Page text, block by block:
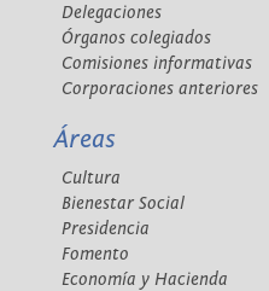
Delegaciones
Órganos colegiados
Comisiones informativas
Corporaciones anteriores
Áreas
Cultura
Bienestar Social
Presidencia
Fomento
Economía y Hacienda